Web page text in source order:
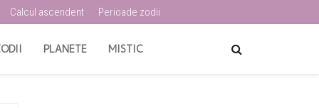
Calcul ascendent Perioade zodii
PLANETE MISTIC